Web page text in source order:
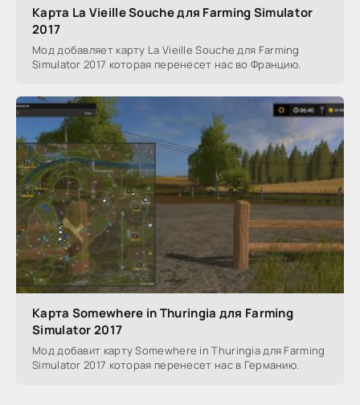
Карта La Vieille Souche для Farming Simulator
2017
Мод добавляет карту La Vieille Souche для Farming
Simulator 2017 которая перенесет нас во Францию.
Карта Somewhere in Thuringia для Farming
Simulator 2017
Мод добавит карту Somewhere in Thuringia для Farming
Simulator 2017 которая перенесет нас в Германию.